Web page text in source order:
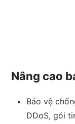
Nâng cao
Bảo vệ
DDoS, gói